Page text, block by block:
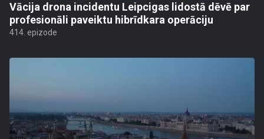
Vācija drona incidentu Leipcigas lidostā dēvē par
profesionāli paveiktu hibrīdkara operāciju
414. epizode